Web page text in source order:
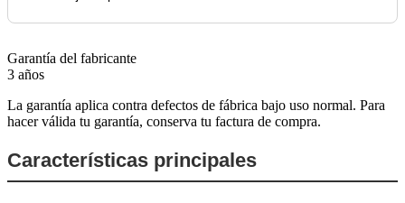
Garantía del fabricante
3 años
La garantía aplica contra defectos de fábrica bajo uso normal. Para
hacer válida tu garantía, conserva tu factura de compra.
Características principales